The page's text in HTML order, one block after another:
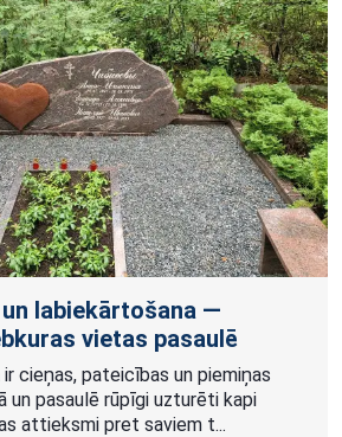
labiekārtošana —
vietas pasaulē
cieņas, pateicības un piemiņas
un pasaulē rūpīgi uzturēti kapi
attieksmi pret saviem t...